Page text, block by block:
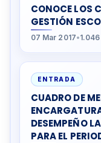
CONOCE LOS
GESTIÓN
07 Mar 2017•
ENTRADA
CUADRO DE
DESEMPEÑO
PARA EL